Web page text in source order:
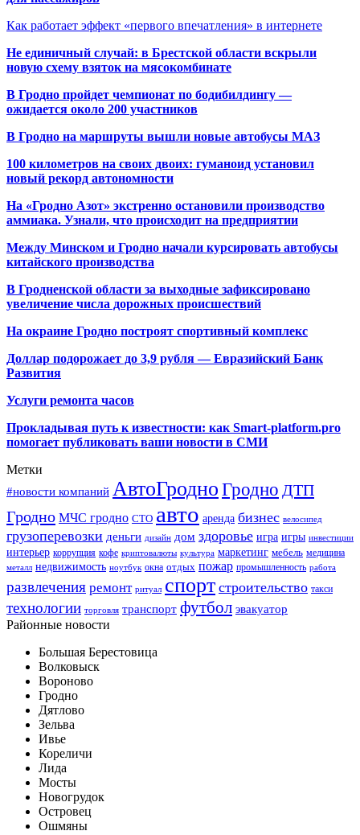
Как работает эффект «первого впечатления» в интернете
Не единичный случай: в Брестской области вскрыли
новую схему взяток на мясокомбинате
В Гродно пройдет чемпионат по бодибилдингу —
ожидается около 200 участников
В Гродно на маршруты вышли новые автобусы МАЗ
100 километров на своих двоих: гуманоид установил
новый рекорд автономности
На «Гродно Азот» экстренно остановили производство
аммиака. Узнали, что происходит на предприятии
Между Минском и Гродно начали курсировать автобусы
китайского производства
В Гродненской области за выходные зафиксировано
увеличение числа дорожных происшествий
На окраине Гродно построят спортивный комплекс
Доллар подорожает до 3,9 рубля — Евразийский Банк
Развития
Услуги ремонта часов
Прокладывая путь к известности: как Smart-platform.pro
помогает публиковать ваши новости в СМИ
Метки
#новости компаний АвтоГродноГродно ДТП
Гродно МЧС гродно СТО авто аренда бизнес велосипед
грузоперевозки деньги дизайн дом здоровье игра игры инвестиции
интерьер коррупция кофе криптовалюты культура маркетинг мебель медицина
металл недвижимость ноутбук окна отдых пожар промышленность работа
развлечения ремонт ритуал спорт строительство такси
технологии торговля транспорт футбол эвакуатор
Районные новости
Большая Берестовица
Волковыск
Вороново
Гродно
Дятлово
Зельва
Ивье
Кореличи
Лида
Мосты
Новогрудок
Островец
Ошмяны